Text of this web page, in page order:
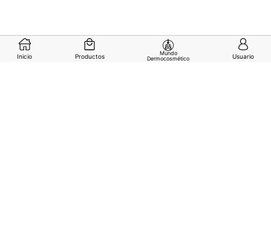
0
Inicio
1
Productos
3
Mundo
Dermocosmético
2
Usuario